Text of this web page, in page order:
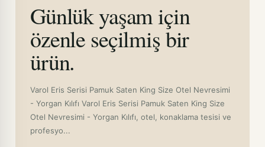
Günlük yaşam için
özenle seçilmiş bir
ürün.
Varol Eris Serisi Pamuk Saten King Size Otel Nevresimi
- Yorgan Kılıfı Varol Eris Serisi Pamuk Saten King Size
Otel Nevresimi - Yorgan Kılıfı, otel, konaklama tesisi ve
profesyo...